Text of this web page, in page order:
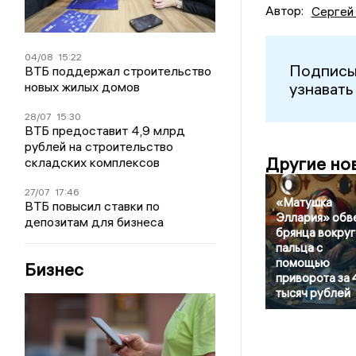
04/08 15:22
ВТБ поддержал строительство
новых жилых домов
28/07 15:30
ВТБ предоставит 4,9 млрд
рублей на строительство
складских комплексов
27/07 17:46
ВТБ повысил ставки по
депозитам для бизнеса
Бизнес
Автор:
Другие
«Матушка
Эллария»
брянца вокруг
пальца с
помощью
приворота за
тысяч рублей